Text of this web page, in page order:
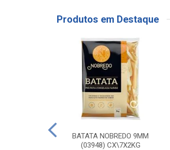
Produtos em Destaque
BATATA NOBREDO 9MM
(03948) CX\7X2KG